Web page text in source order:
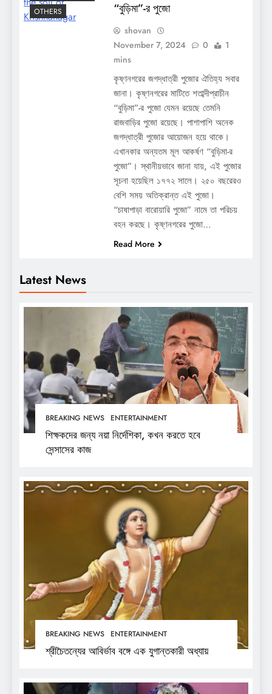
Latest News
BREAKING NEWS ENTERTAINMENT
শিক্ষকদের জন্য নয়া নির্দেশিকা, কখন করতে হবে
সেন্সাসের কাজ
BREAKING NEWS ENTERTAINMENT
শ্রীচৈতন্যের আবির্ভাব বঙ্গে এক যুগান্তকারী অধ্যায়
OTHERS
“বুড়িমা”-র পুজো
shovan
November 7, 2024
0
1
mins
কৃষ্ণনগরের জগদ্ধাত্রী পুজোর ঐতিহ্য সবার
জানা। কৃষ্ণনগরের মাটিতে শতাব্দীপ্রাচীন
“বুড়িমা”-র পুজো যেমন রয়েছে তেমনি
রাজবাড়ির পুজো রয়েছে। পাশাপাশি অনেক
জগদ্ধাত্রী পুজোর আয়োজন হয়ে থাকে।
এখানকার অন্যতম মূল আকর্ষণ “বুড়িমা-র
পুজো”। স্থানীয়ভাবে জানা যায়, এই পুজোর
সূচনা হয়েছিল ১৭৭২ সালে। ২৫০ বছরেরও
বেশি সময় অতিক্রান্ত এই পুজো।
“চাষাপাড়া বারোয়ারি পুজো” নামে তা পরিচয়
বহন করছে। কৃষ্ণনগরের পুজো…
Read More